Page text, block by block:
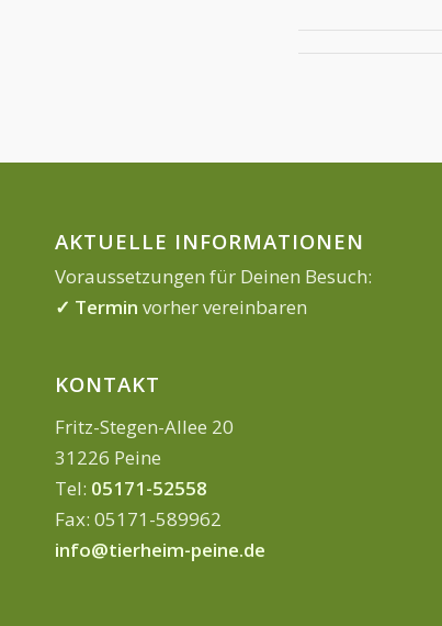
AKTUELLE INFORMATIONEN
Voraussetzungen für Deinen Besuch:
✓ Termin vorher vereinbaren
KONTAKT
Fritz-Stegen-Allee 20
31226 Peine
Tel: 05171-52558
Fax: 05171-589962
info@tierheim-peine.de